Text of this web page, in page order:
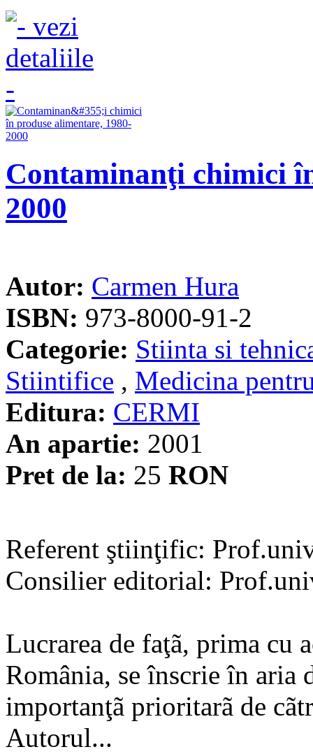
Contaminanţi chimici
2000
Autor: Carmen Hura
ISBN: 973-8000-91-2
Categorie: Stiinta si
Stiintifice , Medicina
Editura: CERMI
An apartie: 2001
Pret de la: 25 RON
Referent ştiinţific:
Consilier editorial:
Lucrarea de faţã, prima cu
România, se înscrie în aria
importanţã prioritarã de
Autorul...